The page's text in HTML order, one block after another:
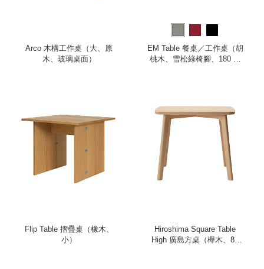
Arco 木構工作桌（大、原
木、玻璃桌面）
EM Table 餐桌／工作桌（胡
桃木、雪松綠椅腳、180 公
Flip Table 摺疊桌（橡木、
小）
Hiroshima Square Table
High 廣島方桌（櫸木、85